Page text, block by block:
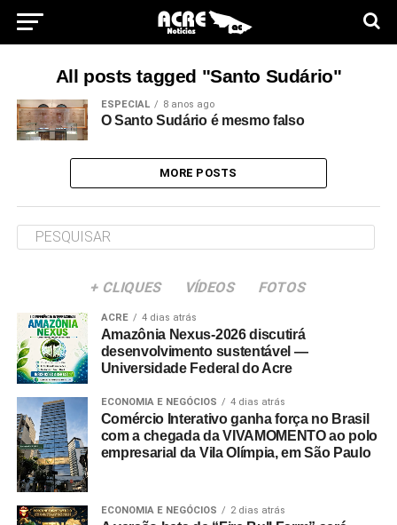
All posts tagged "Santo Sudário"
ESPECIAL 8 anos ago
O Santo Sudário é mesmo falso
MORE POSTS
+ CLIQUES VÍDEOS FOTOS
ACRE 4 dias atrás
Amazônia Nexus-2026 discutirá
desenvolvimento sustentável —
Universidade Federal do Acre
ECONOMIA E NEGÓCIOS 4 dias atrás
Comércio Interativo ganha força no Brasil
com a chegada da VIVAMOMENTO ao polo
empresarial da Vila Olímpia, em São Paulo
ECONOMIA E NEGÓCIOS 2 dias atrás